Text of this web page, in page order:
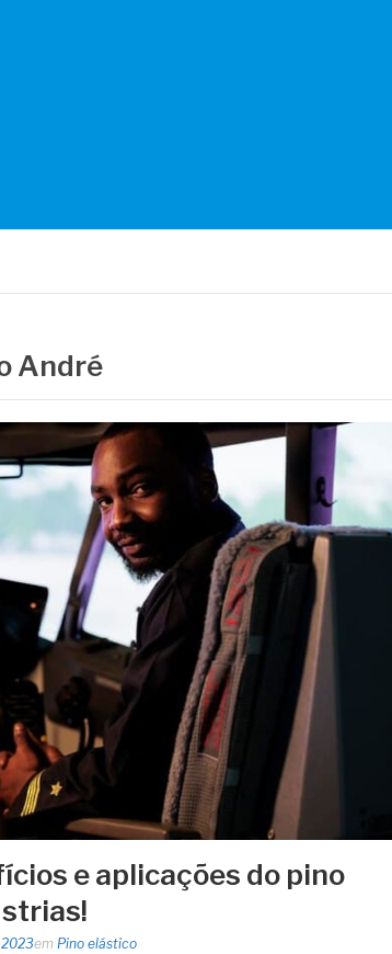
André
e aplicações do pino
em Pino elástico